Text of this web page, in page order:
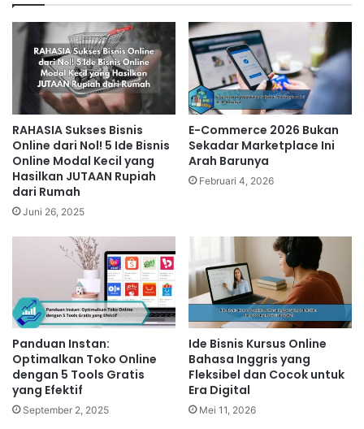
RAHASIA Sukses Bisnis
Online dari Nol! 5 Ide Bisnis
Online Modal Kecil yang
Hasilkan JUTAAN Rupiah
dari Rumah
Juni 26, 2025
E-Commerce 2026 Bukan
Sekadar Marketplace Ini
Arah Barunya
Februari 4, 2026
Panduan Instan:
Optimalkan Toko Online
dengan 5 Tools Gratis
yang Efektif
September 2, 2025
Ide Bisnis Kursus Online
Bahasa Inggris yang
Fleksibel dan Cocok untuk
Era Digital
Mei 11, 2026